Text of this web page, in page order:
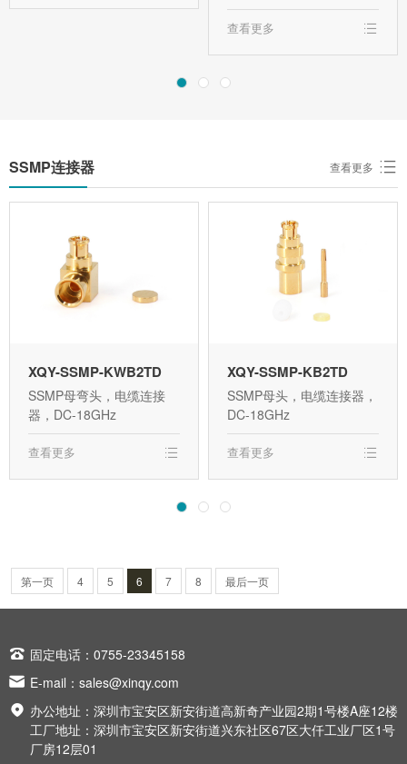
查看更多
SSMP连接器 查看更多
XQY-SSMP-KWB2TD
SSMP母弯头，电缆连接
器，DC-18GHz
查看更多
XQY-SSMP-KB2TD
SSMP母头，电缆连接器，
DC-18GHz
查看更多
第一页 4 5 6 7 8 最后一页
 固定电话：0755-23345158
 E-mail： sales@xinqy.com
 办公地址：深圳市宝安区新安街道高新奇产业园2期1号楼A座12楼
工厂地址：深圳市宝安区新安街道兴东社区67区大仟工业厂区1号
厂房12层01